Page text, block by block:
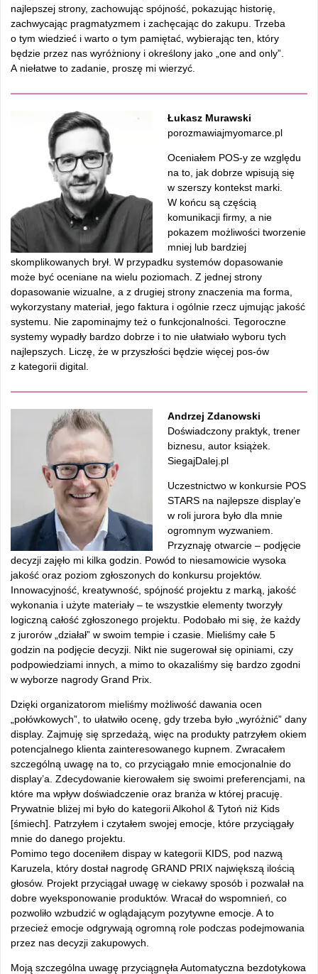
najlepszej strony, zachowując spójność, pokazując historię,
zachwycając pragmatyzmem i zachęcając do zakupu. Trzeba
o tym wiedzieć i warto o tym pamiętać, wybierając ten, który
będzie przez nas wyróżniony i określony jako „one and only”.
A niełatwe to zadanie, proszę mi wierzyć.
Łukasz Murawski
porozmawiajmyomarce.pl
Oceniałem POS-y ze względu
na to, jak dobrze wpisują się
w szerszy kontekst marki.
W końcu są częścią
komunikacji firmy, a nie
pokazem możliwości tworzenie
mniej lub bardziej
skomplikowanych brył. W przypadku systemów dopasowanie
może być oceniane na wielu poziomach. Z jednej strony
dopasowanie wizualne, a z drugiej strony znaczenia ma forma,
wykorzystany materiał, jego faktura i ogólnie rzecz ujmując jakość
systemu. Nie zapominajmy też o funkcjonalności. Tegoroczne
systemy wypadły bardzo dobrze i to nie ułatwiało wyboru tych
najlepszych. Liczę, że w przyszłości będzie więcej pos-ów
z kategorii digital.
Andrzej Zdanowski
Doświadczony praktyk, trener
biznesu, autor książek.
SiegajDalej.pl
Uczestnictwo w konkursie POS
STARS na najlepsze display’e
w roli jurora było dla mnie
ogromnym wyzwaniem.
Przyznaję otwarcie – podjęcie
decyzji zajęło mi kilka godzin. Powód to niesamowicie wysoka
jakość oraz poziom zgłoszonych do konkursu projektów.
Innowacyjność, kreatywność, spójność projektu z marką, jakość
wykonania i użyte materiały – te wszystkie elementy tworzyły
logiczną całość zgłoszonego projektu. Podobało mi się, że każdy
z jurorów „działał” w swoim tempie i czasie. Mieliśmy całe 5
godzin na podjęcie decyzji. Nikt nie sugerował się opiniami, czy
podpowiedziami innych, a mimo to okazaliśmy się bardzo zgodni
w wyborze nagrody Grand Prix.
Dzięki organizatorom mieliśmy możliwość dawania ocen
„połówkowych”, to ułatwiło ocenę, gdy trzeba było „wyróżnić” dany
display. Zajmuję się sprzedażą, więc na produkty patrzyłem okiem
potencjalnego klienta zainteresowanego kupnem. Zwracałem
szczególną uwagę na to, co przyciągało mnie emocjonalnie do
display’a. Zdecydowanie kierowałem się swoimi preferencjami, na
które ma wpływ doświadczenie oraz branża w której pracuję.
Prywatnie bliżej mi było do kategorii Alkohol & Tytoń niż Kids
[śmiech]. Patrzyłem i czytałem swojej emocje, które przyciągały
mnie do danego projektu.
Pomimo tego doceniłem dispay w kategorii KIDS, pod nazwą
Karuzela, który dostał nagrodę GRAND PRIX największą ilością
głosów. Projekt przyciągał uwagę w ciekawy sposób i pozwalał na
dobre wyeksponowanie produktów. Wracał do wspomnień, co
pozwoliło wzbudzić w oglądającym pozytywne emocje. A to
przecież emocje odgrywają ogromną role podczas podejmowania
przez nas decyzji zakupowych.
Moją szczególna uwagę przyciągnęła Automatyczna bezdotykowa